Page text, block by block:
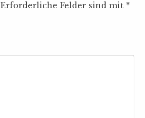
Erforderliche Felder sind mit *